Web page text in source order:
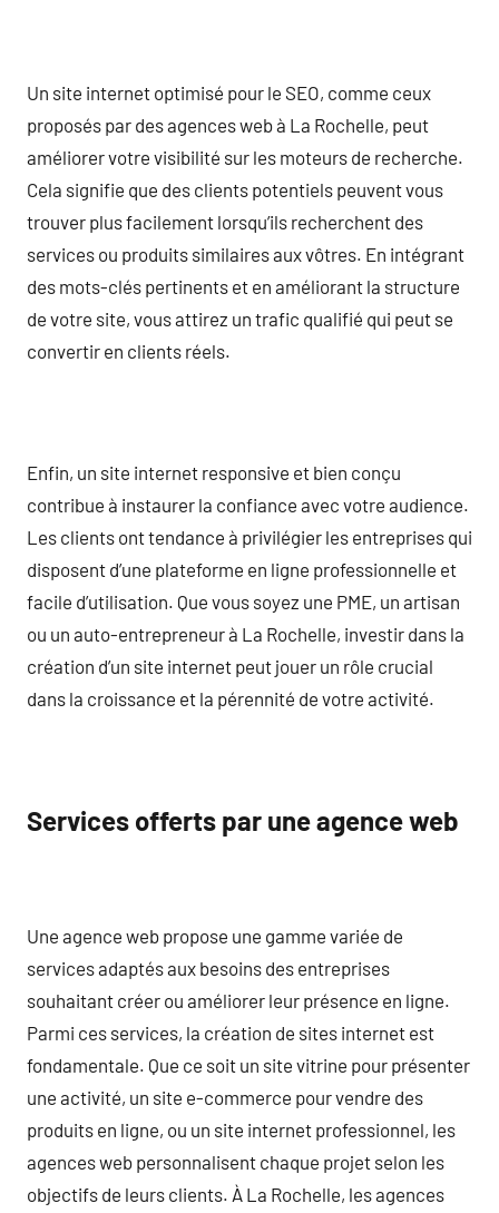
Un site internet optimisé pour le SEO, comme ceux
proposés par des agences web à La Rochelle, peut
améliorer votre visibilité sur les moteurs de recherche.
Cela signifie que des clients potentiels peuvent vous
trouver plus facilement lorsqu’ils recherchent des
services ou produits similaires aux vôtres. En intégrant
des mots-clés pertinents et en améliorant la structure
de votre site, vous attirez un trafic qualifié qui peut se
convertir en clients réels.
Enfin, un site internet responsive et bien conçu
contribue à instaurer la confiance avec votre audience.
Les clients ont tendance à privilégier les entreprises qui
disposent d’une plateforme en ligne professionnelle et
facile d’utilisation. Que vous soyez une PME, un artisan
ou un auto-entrepreneur à La Rochelle, investir dans la
création d’un site internet peut jouer un rôle crucial
dans la croissance et la pérennité de votre activité.
Services offerts par une agence web
Une agence web propose une gamme variée de
services adaptés aux besoins des entreprises
souhaitant créer ou améliorer leur présence en ligne.
Parmi ces services, la création de sites internet est
fondamentale. Que ce soit un site vitrine pour présenter
une activité, un site e-commerce pour vendre des
produits en ligne, ou un site internet professionnel, les
agences web personnalisent chaque projet selon les
objectifs de leurs clients. À La Rochelle, les agences